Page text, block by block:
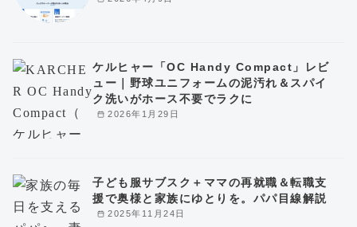
2026年1月29日
ケルヒャー「OC Handy Compact」レビ
ュー｜野球ユニフォームの泥汚れ＆スパイ
ク洗いがホース不要でラクに
2025年11月24日
子ども服サブスク＋ママの再就職＆転職支
援で奥様と家族にゆとりを。パパ目線解説